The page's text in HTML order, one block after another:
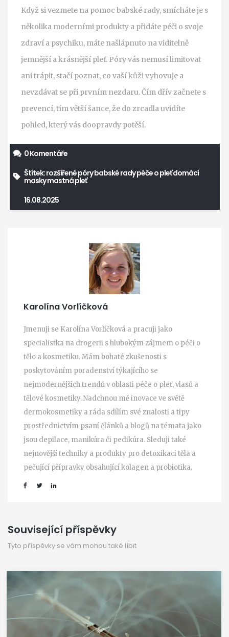
Když si vezmete na pomoc babské rady, smícháte je s
několika moderními produkty a přidáte péči o svoje
zdraví a psychiku, máte našlápnuto na viditelně
jemnější a krásnější pleť. Póry vás nemusí limitovat
ani trápit, stačí poznat, co vaší kůži vyhovuje a
nevzdávat se při prvním nezdaru. Čím dřív začnete s
prevencí, tím větší šance, že do zrcadla uvidíte
pohled, který vás doopravdy potěší.
0 Komentáře
Štítek:rozšířené pórybabské radypéče o pleťdomácí
maskymastná pleť
16.08.2025
Karolína Vorlíčková
Jmenuji se Karolína Vorlíčková a pracuji jako
specialistka na drogerii s hlubokým zájmem o péči o
tělo a kosmetiku. Mám bohaté zkušenosti s
poskytováním poradenství týkajícího se
nejmodernějších trendů v oblasti péče o pleť, vlasů a
tělové kosmetiky. Nadchnou mě inovace ve světě
dermokosmetiky a ráda sdílím své znalosti a tipy
prostřednictvím psaní článků a blogů na témata jako
jsou depilace, manikúra či pedikúra. Sleduji také
nejnovější techniky a produkty pro detoxikaci těla a
pečující přípravky obsahující kolagen a probiotika.
Související příspěvky
Tyto příspěvky se vám mohou také líbit